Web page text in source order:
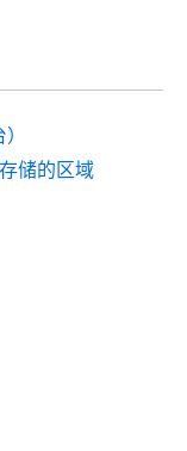
储的区域